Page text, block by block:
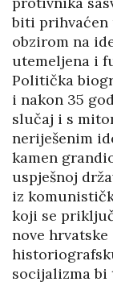
biti
obzirom na
utemeljena i
Politička
i nakon 35
slučaj i s
neriješenim
kamen
uspješnoj
iz
koji se
nove hrvatske
socijalizma